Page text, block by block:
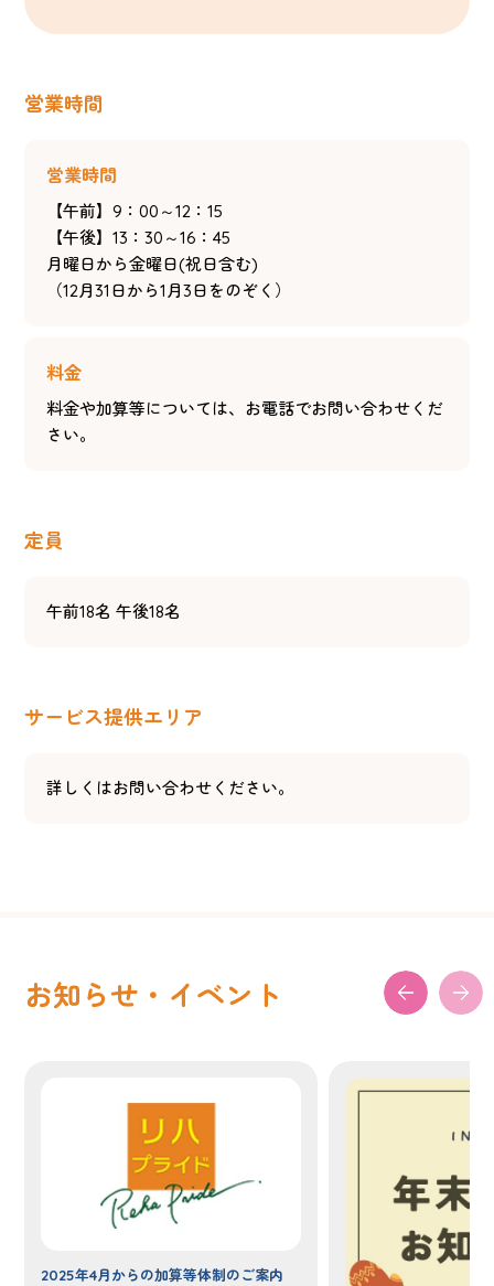
営業時間
営業時間
【午前】9：00～12：15
【午後】13：30～16：45
月曜日から金曜日(祝日含む)
（12月31日から1月3日をのぞく）
料金
料金や加算等については、お電話でお問い合わせくだ
さい。
定員
午前18名 午後18名
サービス提供エリア
詳しくはお問い合わせください。
お知らせ・イベント
2025年4月からの加算等体制のご案内